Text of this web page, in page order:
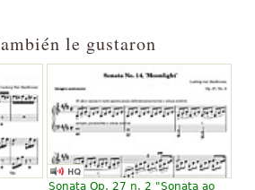
Organ
Canon in D
Choir
Shawnee Press
le gustaron
Sonata Op. 27 n. 2 "Sonata ao